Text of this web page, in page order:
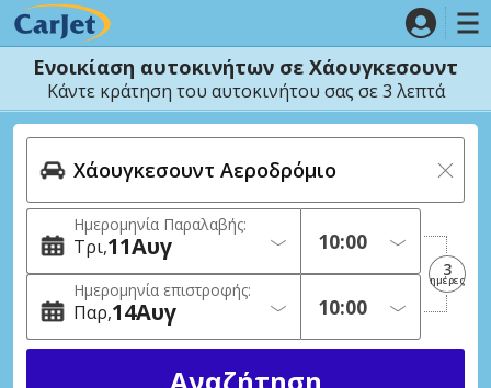
Ενοικίαση αυτοκινήτων σε Χάουγκεσουντ
Κάντε κράτηση του αυτοκινήτου σας σε 3 λεπτά
Ημερομηνία Παραλαβής:
Τρι 11Αυγ
Ημερομηνία επιστροφής:
Παρ 14Αυγ
3
ημέρες